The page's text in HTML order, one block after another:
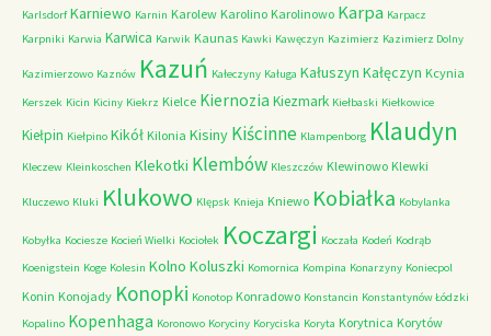
Karlsdorf Karniewo Karnin Karolew Karolino Karolinowo Karpa Karpacz
Karpniki Karwia Karwica Karwik Kaunas Kawki Kawęczyn Kazimierz Kazimierz Dolny
Kazimierzowo Kaznów Kazuń Kałeczyny Kaługa Kałuszyn Kałęczyn Kcynia
Kerszek Kicin Kiciny Kiekrz Kielce Kiernozia Kiezmark Kiełbaski Kiełkowice
Kiełpin Kiełpino Kikół Kilonia Kisiny Kiścinne Klampenborg Klaudyn
Kleczew Kleinkoschen Klekotki Klembów Kleszczów Klewinowo Klewki
Kluczewo Kluki Klukowo Klępsk Knieja Kniewo Kobiałka Kobylanka
Kobyłka Kociesze Kocień Wielki Kociołek Koczargi Koczała Kodeń Kodrąb
Koenigstein Koge Kolesin Kolno Koluszki Komornica Kompina Konarzyny Koniecpol
Konin Konojady Konopki Konotop Konradowo Konstancin Konstantynów Łódzki
Kopalino Kopenhaga Koronowo Koryciny Koryciska Koryta Korytnica Korytów